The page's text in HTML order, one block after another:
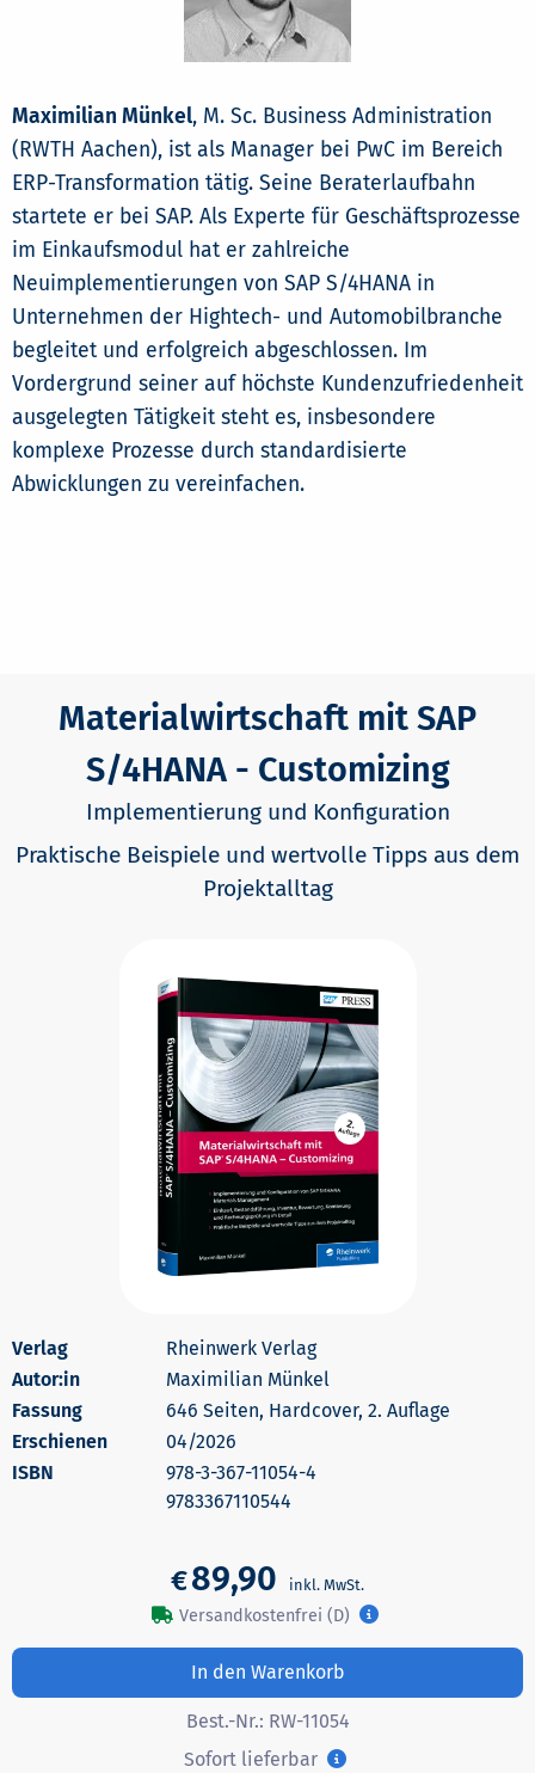
Maximilian Münkel, M. Sc. Business Administration
(RWTH Aachen), ist als Manager bei PwC im Bereich
ERP-Transformation tätig. Seine Beraterlaufbahn
startete er bei SAP. Als Experte für Geschäftsprozesse
im Einkaufsmodul hat er zahlreiche
Neuimplementierungen von SAP S/4HANA in
Unternehmen der Hightech- und Automobilbranche
begleitet und erfolgreich abgeschlossen. Im
Vordergrund seiner auf höchste Kundenzufriedenheit
ausgelegten Tätigkeit steht es, insbesondere
komplexe Prozesse durch standardisierte
Abwicklungen zu vereinfachen.
Materialwirtschaft mit SAP
S/4HANA - Customizing
Implementierung und Konfiguration
Praktische Beispiele und wertvolle Tipps aus dem
Projektalltag
Rheinwerk Verlag
Autor:in
Maximilian Münkel
646 Seiten, Hardcover, 2. Auflage
Erschienen
04/2026
978-3-367-11054-4
9783367110544
€89,90
Versandkostenfrei (D)
In den Warenkorb
Best.-Nr.: RW-11054
Sofort lieferbar